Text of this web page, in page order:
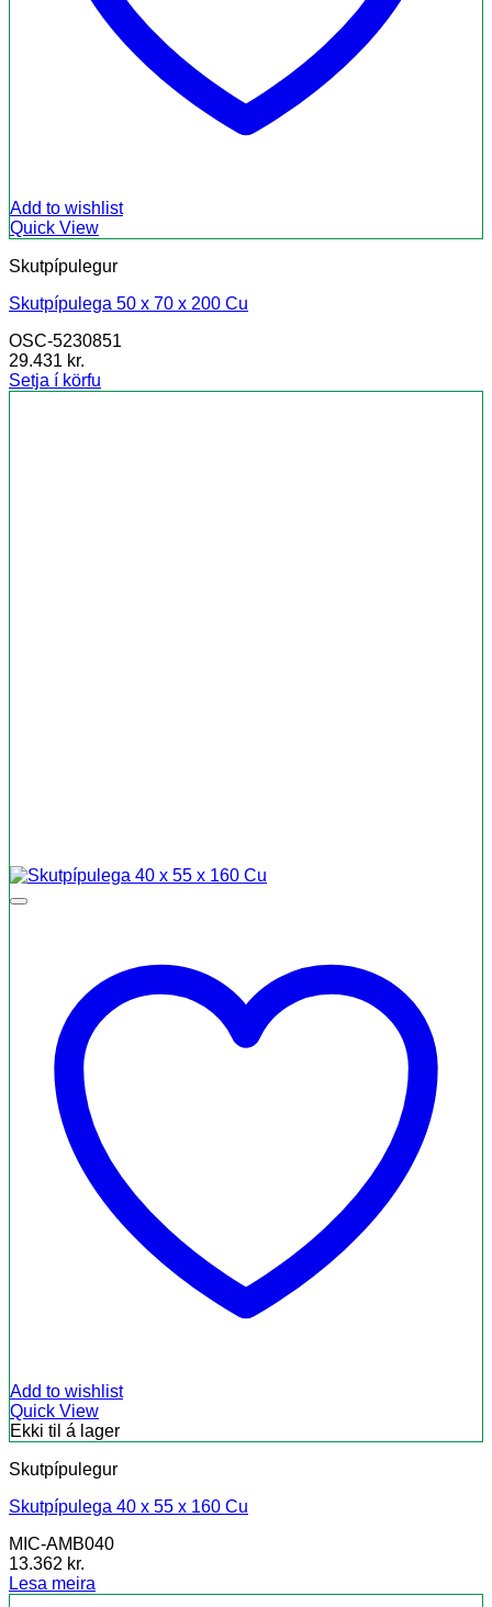
Add to wishlist
Quick View
Skutpípulegur
Skutpípulega 50 x 70 x 200 Cu
OSC-5230851
29.431 kr.
Setja í körfu
Add to wishlist
Quick View
Ekki til á lager
Skutpípulegur
Skutpípulega 40 x 55 x 160 Cu
MIC-AMB040
13.362 kr.
Lesa meira